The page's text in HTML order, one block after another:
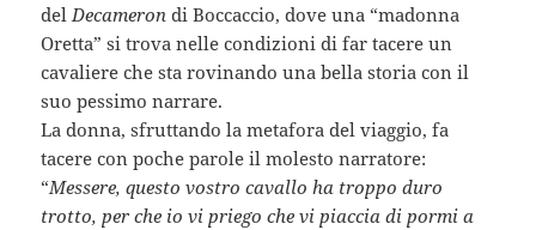
del Decameron di Boccaccio, dove una “madonna
Oretta” si trova nelle condizioni di far tacere un
cavaliere che sta rovinando una bella storia con il
suo pessimo narrare.
La donna, sfruttando la metafora del viaggio, fa
tacere con poche parole il molesto narratore:
“Messere, questo vostro cavallo ha troppo duro
trotto, per che io vi priego che vi piaccia di pormi a